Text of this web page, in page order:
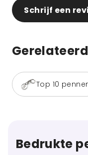
Schrijf een
Top 10
Bedrukte